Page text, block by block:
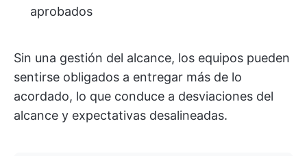
aprobados
Sin una gestión del alcance, los equipos pueden
sentirse obligados a entregar más de lo
acordado, lo que conduce a desviaciones del
alcance y expectativas desalineadas.